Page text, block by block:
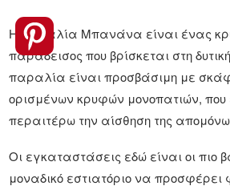
Η παραλία Μπανάνα είναι ένας
παράδεισος που βρίσκεται στη
παραλία είναι προσβάσιμη με
ορισμένων κρυφών μονοπατιών, που
περαιτέρω την αίσθηση της
Οι εγκαταστάσεις εδώ είναι οι πιο
μοναδικό εστιατόριο να